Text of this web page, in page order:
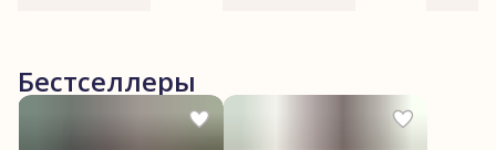
Бестселлеры